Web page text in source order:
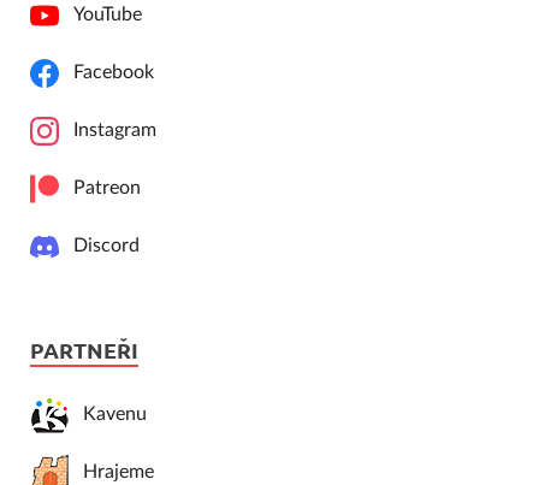
YouTube
Facebook
Instagram
Patreon
Discord
PARTNEŘI
Kavenu
Hrajeme